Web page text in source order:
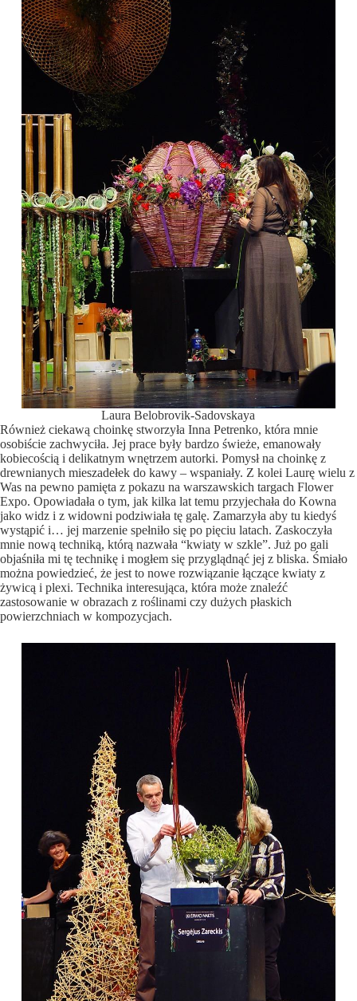
Laura Belobrovik-Sadovskaya
Również ciekawą choinkę stworzyła Inna Petrenko, która mnie
osobiście zachwyciła. Jej prace były bardzo świeże, emanowały
kobiecością i delikatnym wnętrzem autorki. Pomysł na choinkę z
drewnianych mieszadełek do kawy – wspaniały. Z kolei Laurę wielu z
Was na pewno pamięta z pokazu na warszawskich targach Flower
Expo. Opowiadała o tym, jak kilka lat temu przyjechała do Kowna
jako widz i z widowni podziwiała tę galę. Zamarzyła aby tu kiedyś
wystąpić i… jej marzenie spełniło się po pięciu latach. Zaskoczyła
mnie nową techniką, którą nazwała “kwiaty w szkle”. Już po gali
objaśniła mi tę technikę i mogłem się przyglądnąć jej z bliska. Śmiało
można powiedzieć, że jest to nowe rozwiązanie łączące kwiaty z
żywicą i plexi. Technika interesująca, która może znaleźć
zastosowanie w obrazach z roślinami czy dużych płaskich
powierzchniach w kompozycjach.